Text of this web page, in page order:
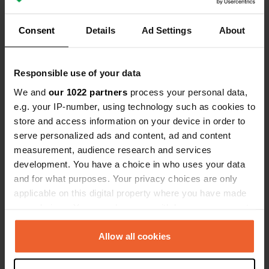
Consent Details Ad Settings About
Responsible use of your data
We and our 1022 partners process your personal data,
e.g. your IP-number, using technology such as cookies to
store and access information on your device in order to
serve personalized ads and content, ad and content
measurement, audience research and services
development. You have a choice in who uses your data
and for what purposes. Your privacy choices are only
applicable on this digital property where you have made
any time from the Cookie Declaration or by clicking on
the Privacy trigger icon.Allow all cookies
Ben jij hier geweest?
Contact
Locatie
Schleusenweg
97250, Erlabrunn, Duitsland
Kopiëren
49° 51' 17" N 9° 51' 7" E
49.85471 9.85185
Kopiëren